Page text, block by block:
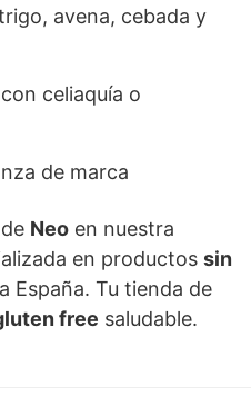
avena, cebada y
celiaquía o
de marca
de Neo en nuestra
en productos sin
España. Tu tienda de
free saludable.